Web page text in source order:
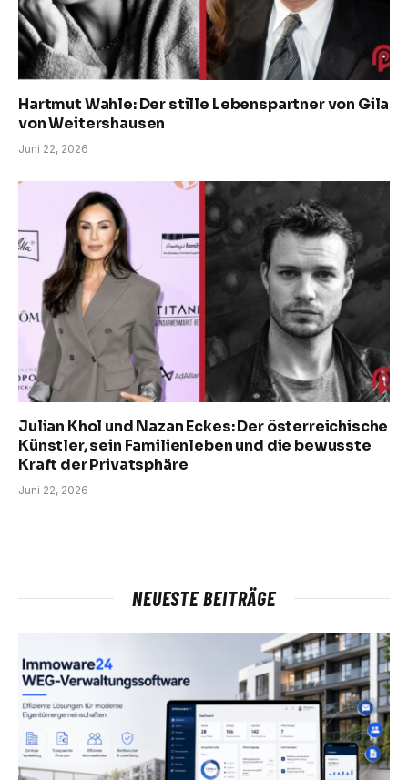
Hartmut Wahle: Der stille Lebenspartner von Gila
von Weitershausen
Juni 22, 2026
Julian Khol und Nazan Eckes: Der österreichische
Künstler, sein Familienleben und die bewusste
Kraft der Privatsphäre
Juni 22, 2026
NEUESTE BEITRÄGE